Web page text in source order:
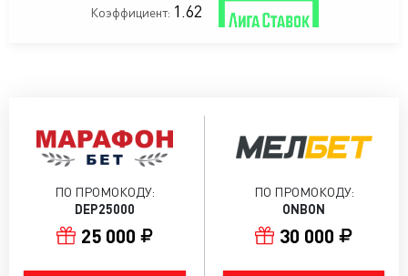
Коэффициент: 1.62
ПО ПРОМОКОДУ:
DEP25000
25 000
ПО ПРОМОКОДУ:
ONBON
30 000